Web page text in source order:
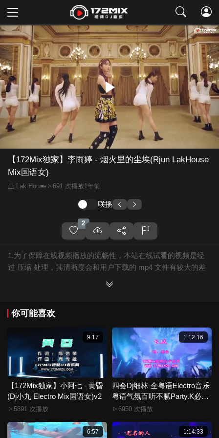
取消
【172Mix独家】李雨婷 - 烟火里的尘埃(Rjun LakHouse
Mix国语女)
Lak House 691 次播放1年前
联播
2
1.为了保障在线视频播放的流畅性，本站在线试看的视频是经
过 压缩 处理，其清晰度会和用户下载的 mp4 文件有较大的差
保证高清晰。
3.如果你喜欢 《【172Mix独家】李雨婷 - 烟火里的尘埃(Rjun
LakHouse Mix国语女)》，赶快介绍给你的朋友，一起来分享！
4.如果您发现 《【172Mix独家】李雨婷 - 烟火里的尘埃(Rjun
LakHouse Mix国语女)》视频存在分类错误，清晰度不够或无法
播放的问题，请点击这里进行 我要纠错， 谢谢！
5.172Mix舞曲视频网禁止发布违规违法的信息，若您发现有相
关违规违法内容，请点击这里进行 举报投诉 ，一旦核实，平台
将严肃处理！！
有。因平台无法一一准确审核资源的真实合法拥有者，如有侵
你可能喜欢
9:17
【172Mix独家】小阿七 - 黄昏
(Dj小九 Electro Mix国语女)v2
5891 次播放
1:12:16
四会Dj细林-全粤语Electro音乐
粤语气氛百听不腻Party.K必备
专辑172Mix串烧
6950 次播放
6:57 1:14:33